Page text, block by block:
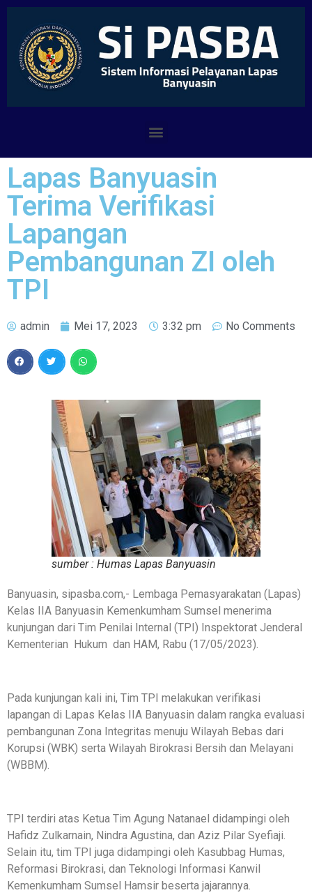
Lapas Banyuasin
Terima Verifikasi
Lapangan
Pembangunan ZI oleh
TPI
admin Mei 17, 2023 3:32 pm No Comments
sumber : Humas Lapas Banyuasin
Banyuasin, sipasba.com,- Lembaga Pemasyarakatan (Lapas)
Kelas IIA Banyuasin Kemenkumham Sumsel menerima
kunjungan dari Tim Penilai Internal (TPI) Inspektorat Jenderal
Kementerian Hukum dan HAM, Rabu (17/05/2023).
Pada kunjungan kali ini, Tim TPI melakukan verifikasi
lapangan di Lapas Kelas IIA Banyuasin dalam rangka evaluasi
pembangunan Zona Integritas menuju Wilayah Bebas dari
Korupsi (WBK) serta Wilayah Birokrasi Bersih dan Melayani
(WBBM).
TPI terdiri atas Ketua Tim Agung Natanael didampingi oleh
Hafidz Zulkarnain, Nindra Agustina, dan Aziz Pilar Syefiaji.
Selain itu, tim TPI juga didampingi oleh Kasubbag Humas,
Reformasi Birokrasi, dan Teknologi Informasi Kanwil
Kemenkumham Sumsel Hamsir beserta jajarannya.